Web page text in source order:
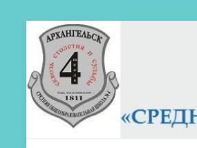
Перейти
содержимому